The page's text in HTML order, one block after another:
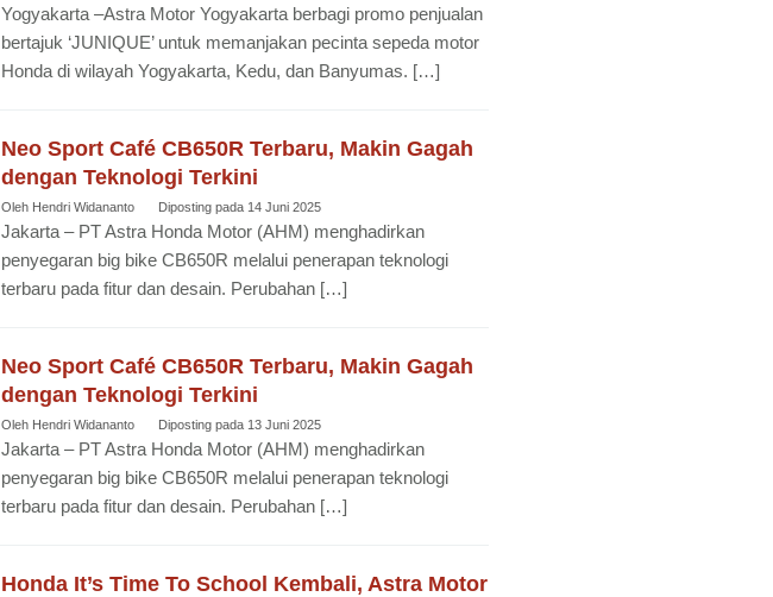
Yogyakarta –Astra Motor Yogyakarta berbagi promo penjualan
bertajuk ‘JUNIQUE’ untuk memanjakan pecinta sepeda motor
Honda di wilayah Yogyakarta, Kedu, dan Banyumas. […]
Neo Sport Café CB650R Terbaru, Makin Gagah
dengan Teknologi Terkini
Oleh Hendri Widananto Diposting pada 14 Juni 2025
Jakarta – PT Astra Honda Motor (AHM) menghadirkan
penyegaran big bike CB650R melalui penerapan teknologi
terbaru pada fitur dan desain. Perubahan […]
Neo Sport Café CB650R Terbaru, Makin Gagah
dengan Teknologi Terkini
Oleh Hendri Widananto Diposting pada 13 Juni 2025
Jakarta – PT Astra Honda Motor (AHM) menghadirkan
penyegaran big bike CB650R melalui penerapan teknologi
terbaru pada fitur dan desain. Perubahan […]
Honda It’s Time To School Kembali, Astra Motor